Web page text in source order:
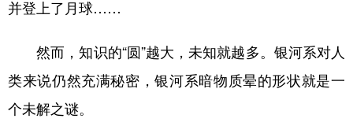
法律 中央文件 金融 汽车
食品 人居 信息化 数字经济
学术中国
并登上了月球……
然而，知识的“圆”越大，未知就越多。银河系对人
类来说仍然充满秘密，银河系暗物质晕的形状就是一
个未解之谜。